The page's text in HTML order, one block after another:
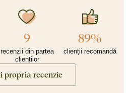
9
recenzii din partea
clienților
89%
clienții recomandă
propria recenzie